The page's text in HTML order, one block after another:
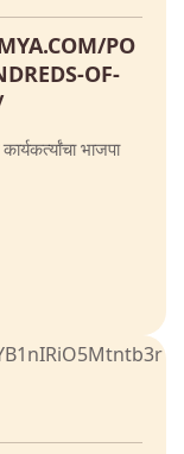
PO
OF-
भाजपा